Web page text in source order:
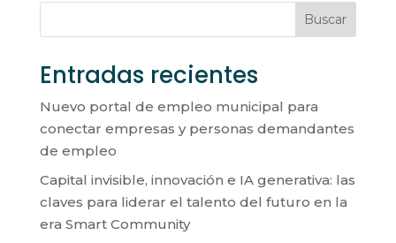
Buscar
Entradas recientes
Nuevo portal de empleo municipal para
conectar empresas y personas demandantes
de empleo
Capital invisible, innovación e IA generativa: las
claves para liderar el talento del futuro en la
era Smart Community